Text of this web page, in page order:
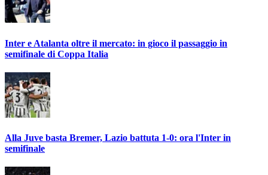
Inter e Atalanta oltre il mercato: in gioco il passaggio in
semifinale di Coppa Italia
Alla Juve basta Bremer, Lazio battuta 1-0: ora l'Inter in
semifinale